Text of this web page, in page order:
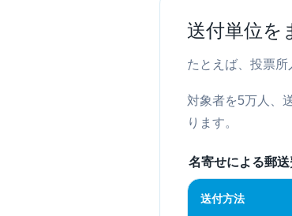
送付単位を
たとえば、投票
対象者を5万人、
ります。
名寄せによる郵送
送付方法